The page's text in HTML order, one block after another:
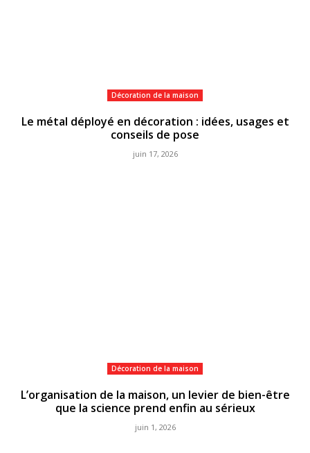
Décoration de la maison
Le métal déployé en décoration : idées, usages et
conseils de pose
juin 17, 2026
Décoration de la maison
L’organisation de la maison, un levier de bien-être
que la science prend enfin au sérieux
juin 1, 2026